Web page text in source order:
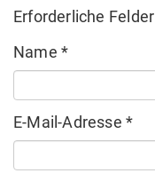
Erforderliche
Name*
E-Mail-Adresse*